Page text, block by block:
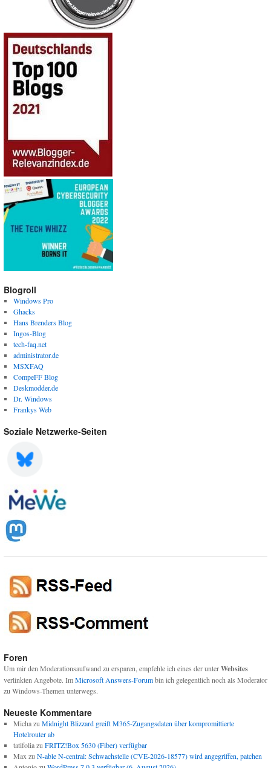
Blogroll
Windows Pro
Ghacks
Hans Brenders Blog
Ingos-Blog
tech-faq.net
administrator.de
MSXFAQ
CompeFF Blog
Deskmodder.de
Dr. Windows
Frankys Web
Soziale Netzwerke-Seiten
Foren
Um mir den Moderationsaufwand zu ersparen, empfehle ich eines der unterWebsites
verlinkten Angebote. ImMicrosoft Answers-Forumbin ich gelegentlich noch als Moderator
zu Windows-Themen unterwegs.
Neueste Kommentare
Michazu Midnight Blizzard greift M365-Zugangsdaten über kompromittierte
Hotelrouter ab
tatifoliazu FRITZ!Box 5630 (Fiber) verfügbar
Max zu N-able N-central: Schwachstelle (CVE-2026-18577) wird angegriffen, patchen